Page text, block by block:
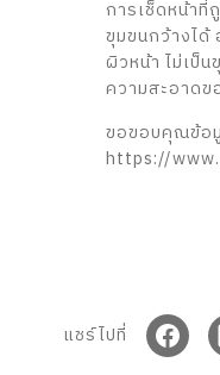
การเช็ดหน้า
ขุมขนกว้างได้
ผิวหน้า ไม่เป็
ความสะอาดข
ขอขอบคุณข้อ
https://
แชร์ไปที่ Share